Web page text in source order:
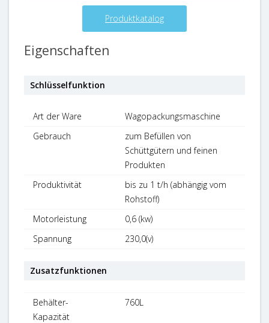
Produktkatalog
Eigenschaften
Schlüsselfunktion
Art der Ware
Wagopackungsmaschine
Gebrauch
zum Befüllen von
Schüttgütern und feinen
Produkten
Produktivität
bis zu 1 t/h (abhängig vom
Rohstoff)
Motorleistung
0,6 (kw)
Spannung
230,0(v)
Zusatzfunktionen
Behälter-
Kapazität
760L